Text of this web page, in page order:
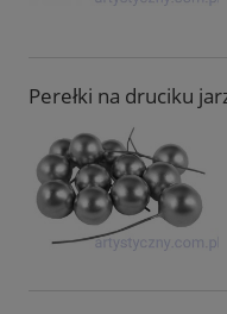
Perełki na druciku